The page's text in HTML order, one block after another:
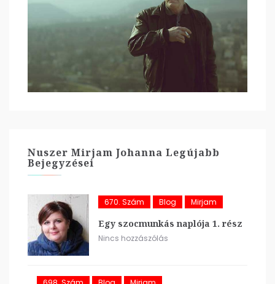
Nuszer Mirjam Johanna Legújabb
Bejegyzései
670. Szám Blog Mirjam
Egy szocmunkás naplója 1. rész
Nincs hozzászólás